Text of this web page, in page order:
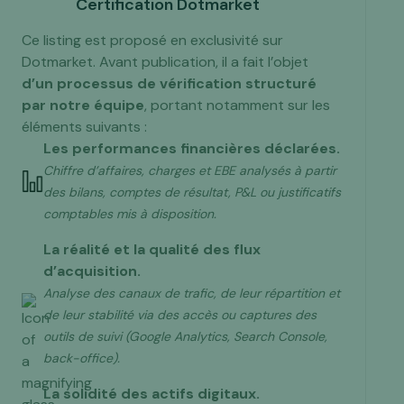
Certification Dotmarket
Ce listing est proposé en exclusivité sur
Dotmarket. Avant publication, il a fait l’objet
d’un processus de vérification structuré
par notre équipe, portant notamment sur les
éléments suivants :
Les performances financières déclarées.
Chiffre d’affaires, charges et EBE analysés à partir
des bilans, comptes de résultat, P&L ou justificatifs
comptables mis à disposition.
La réalité et la qualité des flux
d’acquisition.
Analyse des canaux de trafic, de leur répartition et
de leur stabilité via des accès ou captures des
outils de suivi (Google Analytics, Search Console,
back-office).
La solidité des actifs digitaux.